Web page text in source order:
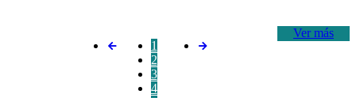
Ver más
1
2
3
4